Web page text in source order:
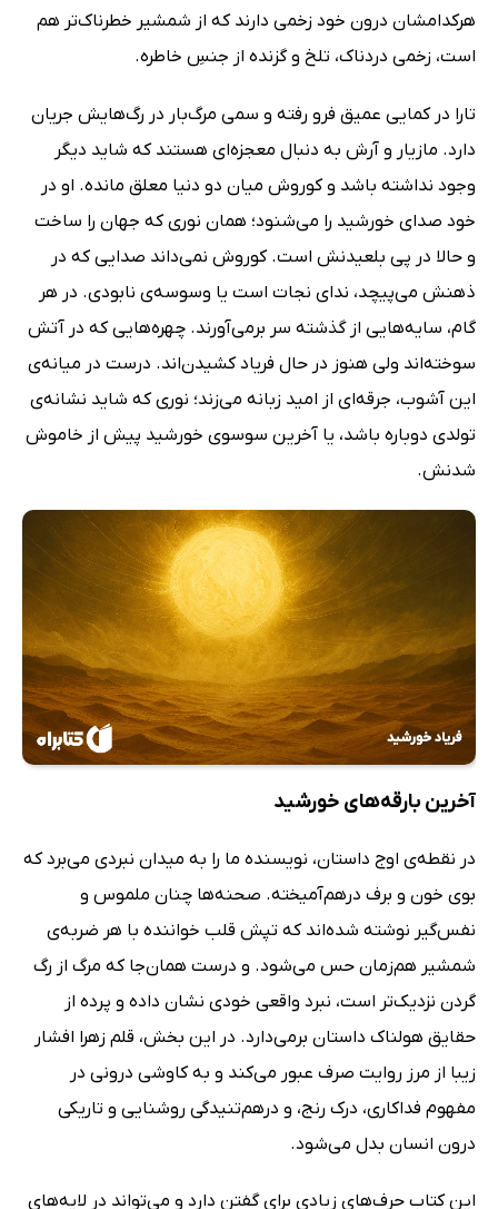
هرکدامشان درون خود زخمی دارند که از شمشیر خطرناک‌تر هم
است، زخمی دردناک، تلخ و گزنده از جنسِ خاطره.
تارا در کمایی عمیق فرو رفته و سمی مرگ‌بار در رگ‌هایش جریان
دارد. مازیار و آرش به دنبال معجزه‌ای هستند که شاید دیگر
وجود نداشته باشد و کوروش میان دو دنیا معلق مانده. او در
خود صدای خورشید را می‌شنود؛ همان نوری که جهان را ساخت
و حالا در پی بلعیدنش است. کوروش نمی‌داند صدایی که در
ذهنش می‌پیچد، ندای نجات است یا وسوسه‌ی نابودی. در هر
گام، سایه‌هایی از گذشته سر برمی‌آورند. چهره‌هایی که در آتش
سوخته‌اند ولی هنوز در حال فریاد کشیدن‌اند. درست در میانه‌ی
این آشوب، جرقه‌ای از امید زبانه می‌زند؛ نوری که شاید نشانه‌ی
تولدی دوباره باشد، یا آخرین سوسوی خورشید پیش از خاموش
شدنش.
آخرین بارقه‌های خورشید
در نقطه‌ی اوج داستان، نویسنده ما را به میدان نبردی می‌برد که
بوی خون و برف درهم‌آمیخته. صحنه‌ها چنان ملموس و
نفس‌گیر نوشته شده‌اند که تپش قلب خواننده با هر ضربه‌ی
شمشیر هم‌زمان حس می‌شود. و درست همان‌جا که مرگ از رگ
گردن نزدیک‌تر است، نبرد واقعی خودی نشان داده و پرده از
حقایق هولناک داستان برمی‌دارد. در این بخش، قلم زهرا افشار
زیبا از مرز روایت صرف عبور می‌کند و به کاوشی درونی در
مفهوم فداکاری، درک رنج، و درهم‌تنیدگی روشنایی و تاریکی
درون انسان بدل می‌شود.
این کتاب حرف‌های زیادی برای گفتن دارد و می‌تواند در لایه‌های